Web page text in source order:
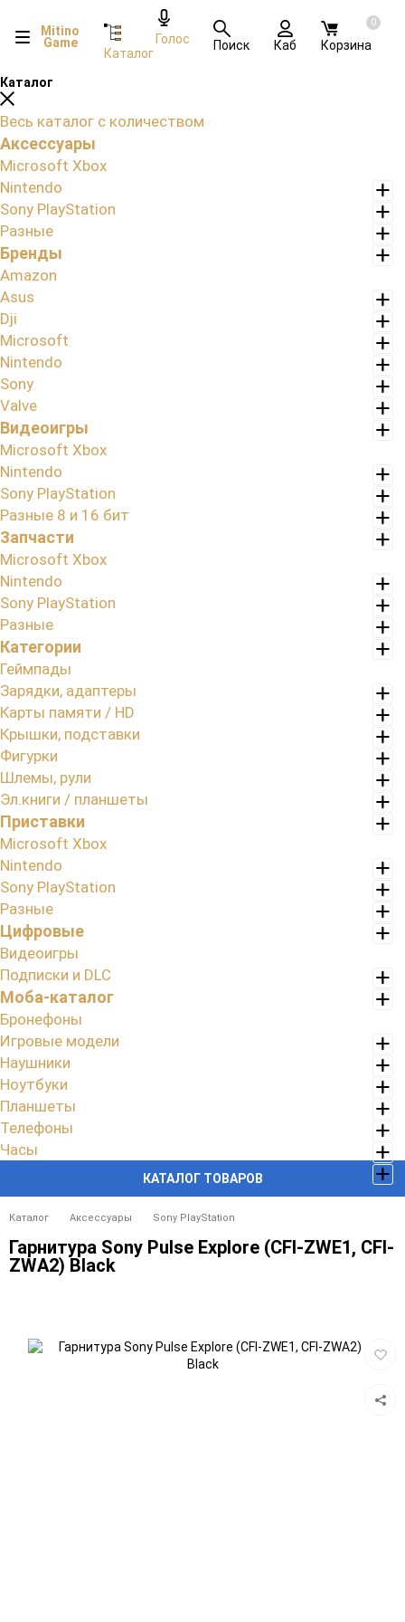
КАТАЛОГ ТОВАРОВ
Mitino
Game
Каталог
Голос Поиск Каб
0
Корзина
Каталог
Весь каталог с количеством
Аксессуары
Microsoft Xbox
Nintendo
Sony PlayStation
Разные
Бренды
Amazon
Asus
Dji
Microsoft
Nintendo
Sony
Valve
Видеоигры
Microsoft Xbox
Nintendo
Sony PlayStation
Разные 8 и 16 бит
Запчасти
Microsoft Xbox
Nintendo
Sony PlayStation
Разные
Категории
Геймпады
Зарядки, адаптеры
Карты памяти / HD
Крышки, подставки
Фигурки
Шлемы, рули
Эл.книги / планшеты
Приставки
Microsoft Xbox
Nintendo
Sony PlayStation
Разные
Цифровые
Видеоигры
Подписки и DLC
Моба-каталог
Бронефоны
Игровые модели
Наушники
Ноутбуки
Планшеты
Телефоны
Часы
Каталог Аксессуары Sony PlayStation
Гарнитура Sony Pulse Explore (CFI-ZWE1, CFI-
ZWA2) Black